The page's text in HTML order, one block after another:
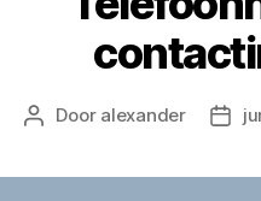
Berichtauteur
Door alexander